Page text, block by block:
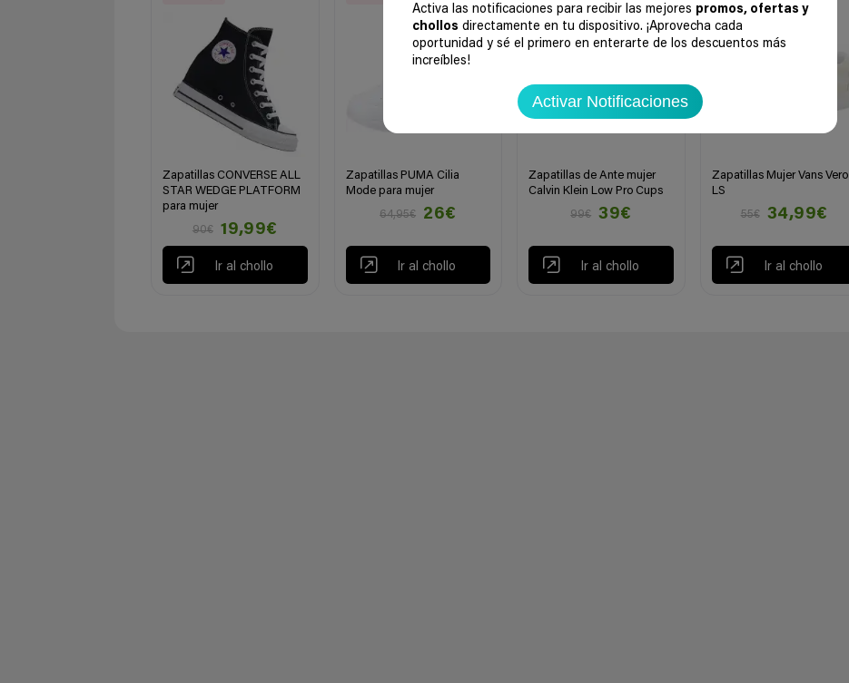
Activa las notificaciones para recibir las mejores promos, ofertas y
chollos directamente en tu dispositivo. ¡Aprovecha cada
oportunidad y sé el primero en enterarte de los descuentos más
increíbles!
Activar Notificaciones
Zapatillas CONVERSE ALL
STAR WEDGE PLATFORM
para mujer
90€
19,99€
Ir al chollo
Zapatillas PUMA Cilia
Mode para mujer
64,95€
26€
Ir al chollo
Zapatillas de Ante mujer
Calvin Klein Low Pro Cups
99€
39€
Ir al chollo
Zapatillas Mujer Vans Vero
LS
55€
34,99€
Ir al chollo